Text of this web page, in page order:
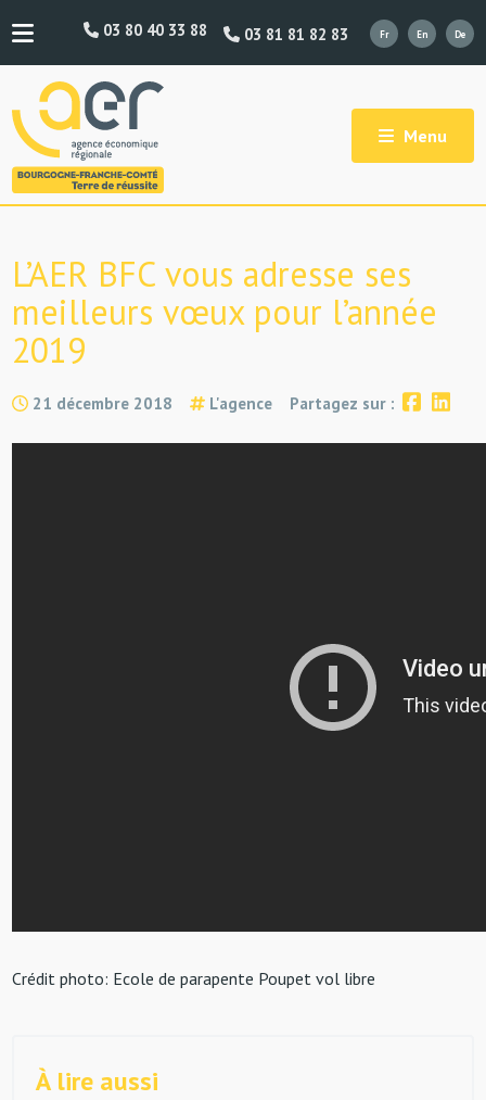
03 81 81 82 83
03 80 40 33 88
Menu
L’AER BFC vous adresse ses
meilleurs vœux pour l’année
2019
21 décembre 2018 L'agence Partagez sur :
Crédit photo: Ecole de parapente Poupet vol libre
À lire aussi